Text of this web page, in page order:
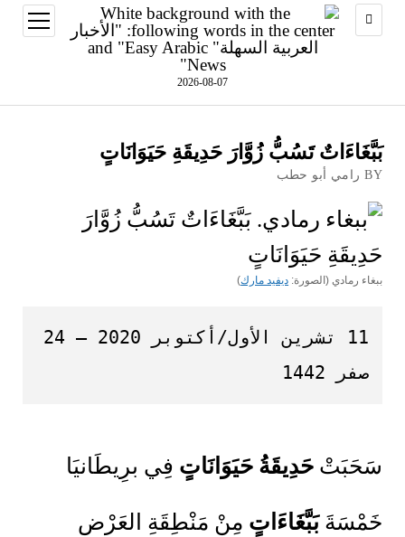
2026-08-07
open
menu
بَبَّغَاءَاتٌ تَسُبُّ زُوَّارَ حَدِيقَةِ حَيَوَانَاتٍ
BY رامي أبو حطب
ببغاء رمادي (الصورة: ديفيد مارك)
صفر 1442
سَحَبَتْ حَدِيقَةُ حَيَوَانَاتٍ فِي برِيطَانيَا
خَمْسَةَبَبَّغَاءَاتٍ مِنْ مَنْطِقَةِ العَرْضِ